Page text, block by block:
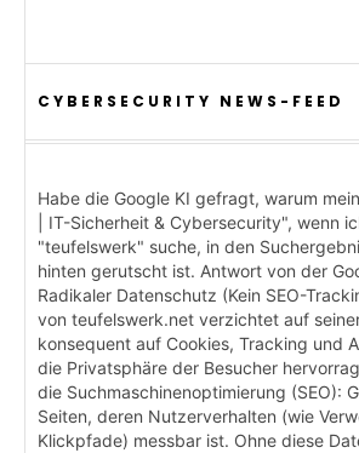
CYBERSECURITY NEWS-FEED
Habe die Google KI gefragt, warum
| IT-Sicherheit & Cybersecurity", wenn
"teufelswerk" suche, in den
hinten gerutscht ist. Antwort von der
Radikaler Datenschutz (Kein SEO-
von teufelswerk.net verzichtet auf
konsequent auf Cookies, Tracking und
die Privatsphäre der Besucher
die Suchmaschinenoptimierung (SEO):
Seiten, deren Nutzerverhalten (wie
Klickpfade) messbar ist. Ohne diese